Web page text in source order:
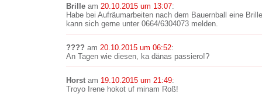
Brille am 20.10.2015 um 13:07:
Habe bei Aufräumarbeiten nach dem Bauernball eine
kann sich gerne unter 0664/6304073 melden.
???? am 20.10.2015 um 06:52:
An Tagen wie diesen, ka dänas passiero!?
Horst am 19.10.2015 um 21:49:
Troyo Irene hokot uf minam Roß!